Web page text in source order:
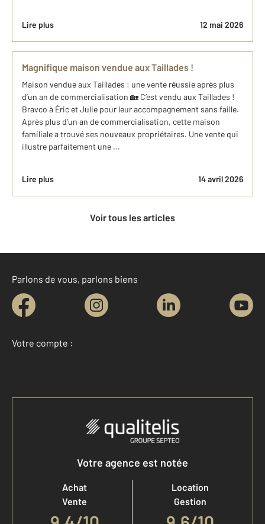
Lire plus 12 mai 2026
Magnifique maison vendue aux Taillades !
Maison vendue aux Taillades : une vente réussie après plus
d’un an de commercialisation 🏡 C’est vendu aux Taillades !
Bravco à Éric et Julie pour leur accompagnement sans faille.
Après plus d’un an de commercialisation, cette maison
familiale a trouvé ses nouveaux propriétaires. Une vente qui
illustre parfaitement une ...
Lire plus 14 avril 2026
Voir tous les articles
Parlons de vous, parlons biens
Votre compte :
Accéder à mon compte
Votre agence est notée
Achat
Vente
Location
Gestion